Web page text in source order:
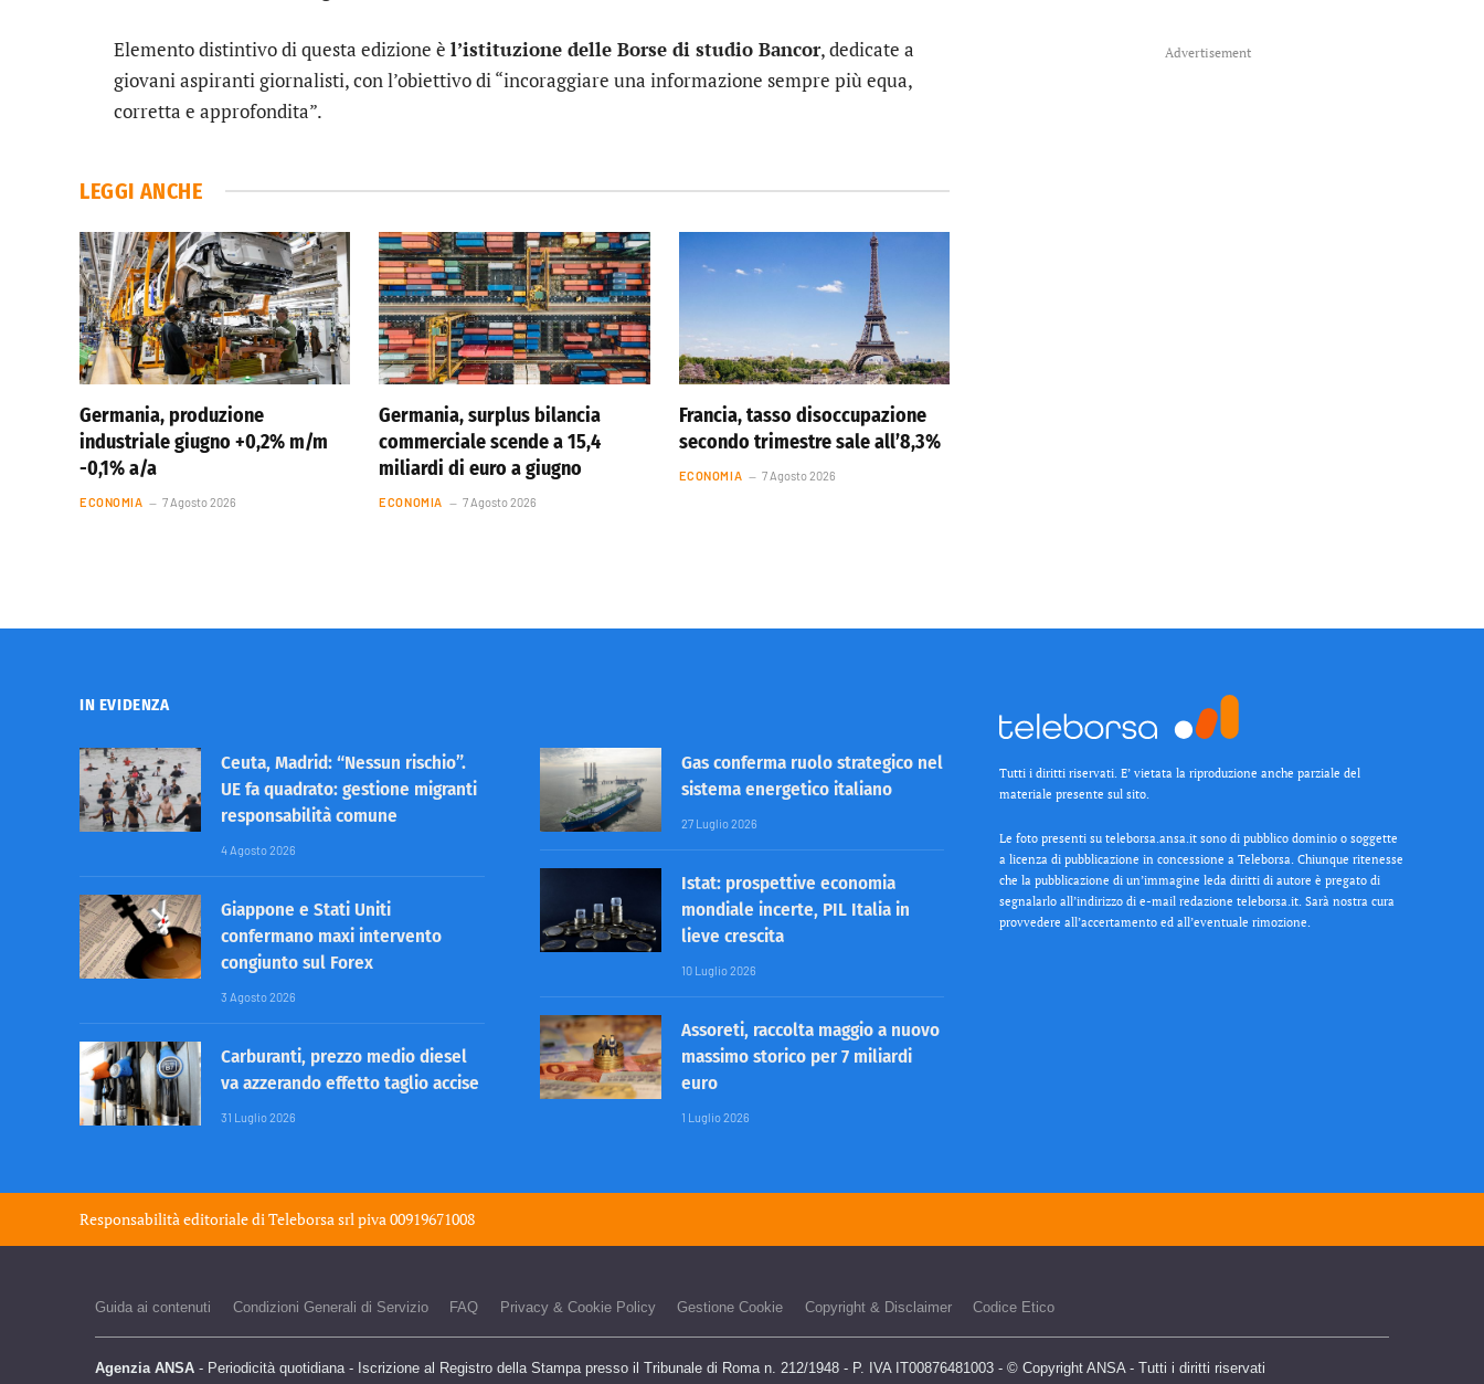
Elemento distintivo di questa edizione è l’istituzione delle Borse di studio Bancor, dedicate a
giovani aspiranti giornalisti, con l’obiettivo di “incoraggiare una informazione sempre più equa,
corretta e approfondita”.
LEGGI ANCHE
Germania, produzione
industriale giugno +0,2% m/m
-0,1% a/a
ECONOMIA 7 Agosto 2026
Germania, surplus bilancia
commerciale scende a 15,4
miliardi di euro a giugno
ECONOMIA 7 Agosto 2026
Francia, tasso disoccupazione
secondo trimestre sale all’8,3%
ECONOMIA 7 Agosto 2026
Advertisement
IN EVIDENZA
Ceuta, Madrid: “Nessun rischio”.
UE fa quadrato: gestione migranti
responsabilità comune
4 Agosto 2026
Giappone e Stati Uniti
confermano maxi intervento
congiunto sul Forex
3 Agosto 2026
Carburanti, prezzo medio diesel
va azzerando effetto taglio accise
31 Luglio 2026
Gas conferma ruolo strategico nel
sistema energetico italiano
27 Luglio 2026
Istat: prospettive economia
mondiale incerte, PIL Italia in
lieve crescita
10 Luglio 2026
Assoreti, raccolta maggio a nuovo
massimo storico per 7 miliardi
euro
1 Luglio 2026
Tutti i diritti riservati. E’ vietata la riproduzione anche parziale del
materiale presente sul sito.
Le foto presenti su teleborsa.ansa.it sono di pubblico dominio o soggette
a licenza di pubblicazione in concessione a Teleborsa. Chiunque ritenesse
che la pubblicazione di un’immagine leda diritti di autore è pregato di
segnalarlo all’indirizzo di e-mail redazione teleborsa.it. Sarà nostra cura
provvedere all’accertamento ed all’eventuale rimozione.
Responsabilità editoriale di Teleborsa srl piva 00919671008
Guida ai contenuti Condizioni Generali di Servizio FAQ Privacy & Cookie Policy Gestione Cookie Copyright & Disclaimer Codice Etico
Agenzia ANSA - Periodicità quotidiana - Iscrizione al Registro della Stampa presso il Tribunale di Roma n. 212/1948 - P. IVA IT00876481003 - © Copyright ANSA - Tutti i diritti riservati